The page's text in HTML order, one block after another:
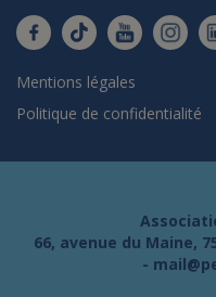
Mentions légales
Politique de confidentialité
66, avenue du Maine,
-